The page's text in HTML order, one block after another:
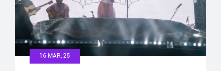
16 MAR, 25